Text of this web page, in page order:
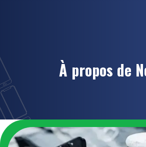
À propos de